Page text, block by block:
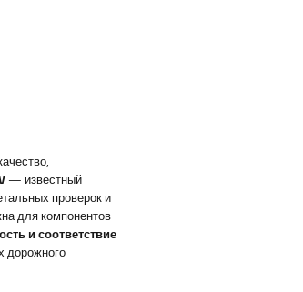
— известный
проверок и
для компонентов
и соответствие
дорожного